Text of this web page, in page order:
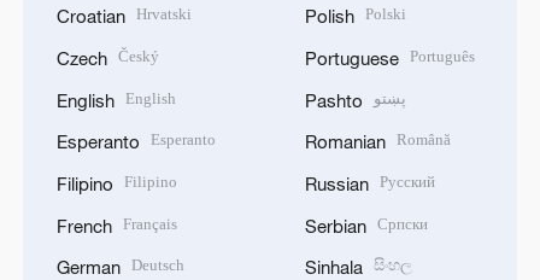
Croatian Hrvatski
Czech Český
English English
Esperanto Esperanto
Filipino Filipino
French Français
German Deutsch
Polish Polski
Portuguese Português
Pashto پښتو
Romanian Română
Russian Русский
Serbian Српски
Sinhala සිංහල